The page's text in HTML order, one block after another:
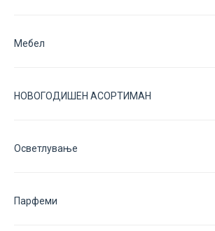
Мебел
НОВОГОДИШЕН АСОРТИМАН
Осветлување
Парфеми